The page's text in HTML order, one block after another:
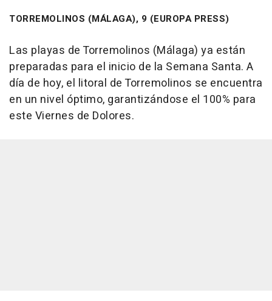
TORREMOLINOS (MÁLAGA), 9 (EUROPA PRESS)
Las playas de Torremolinos (Málaga) ya están
preparadas para el inicio de la Semana Santa. A
día de hoy, el litoral de Torremolinos se encuentra
en un nivel óptimo, garantizándose el 100% para
este Viernes de Dolores.